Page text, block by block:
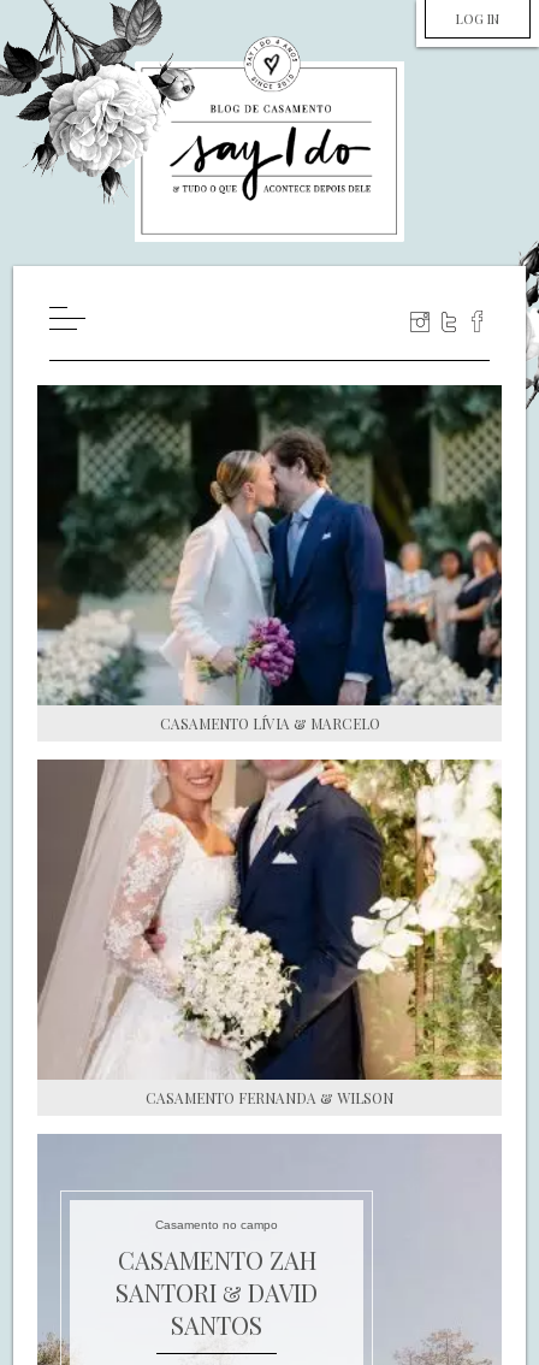
LOG IN
WILL YOU MARRY ME?
LUA DE MEL
COZINHA
DECORAÇÃO
DE NOIVA PRA NOIVA
S.O.S CASADAS
FALE COM O SAY I DO
CASAMENTO LÍVIA & MARCELO
CASAMENTO FERNANDA & WILSON
Casamento no campo
CASAMENTO ZAH
SANTORI & DAVID
SANTOS